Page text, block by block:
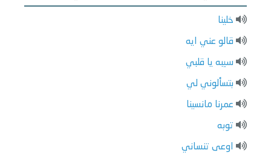
خلينا
قالو عني ايه
سيبه يا قلبي
بتسألوني لي
عمرنا مانسينا
توبه
اوعى تنساني